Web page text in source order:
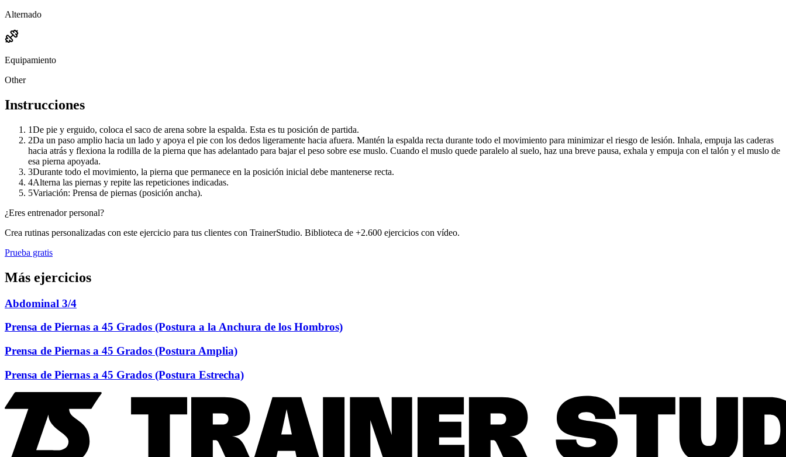
Alternado
Equipamiento
Other
Instrucciones
1De pie y erguido, coloca el saco de arena sobre la espalda. Esta es tu posición de partida.
2Da un paso amplio hacia un lado y apoya el pie con los dedos ligeramente hacia afuera. Mantén la espalda recta durante todo el movimiento para minimizar el riesgo de lesión. Inhala, empuja las caderas
hacia atrás y flexiona la rodilla de la pierna que has adelantado para bajar el peso sobre ese muslo. Cuando el muslo quede paralelo al suelo, haz una breve pausa, exhala y empuja con el talón y el muslo de
esa pierna apoyada.
3Durante todo el movimiento, la pierna que permanece en la posición inicial debe mantenerse recta.
4Alterna las piernas y repite las repeticiones indicadas.
5Variación: Prensa de piernas (posición ancha).
¿Eres entrenador personal?
Crea rutinas personalizadas con este ejercicio para tus clientes con TrainerStudio. Biblioteca de +2.600 ejercicios con vídeo.
Prueba gratis
Más ejercicios
Abdominal 3/4
Prensa de Piernas a 45 Grados (Postura a la Anchura de los Hombros)
Prensa de Piernas a 45 Grados (Postura Amplia)
Prensa de Piernas a 45 Grados (Postura Estrecha)